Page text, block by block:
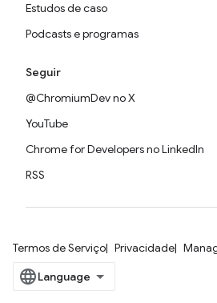
Estudos de caso
Podcasts e programas
Seguir
@ChromiumDev no X
YouTube
Chrome for Developers no LinkedIn
RSS
Termos de Serviço Privacidade